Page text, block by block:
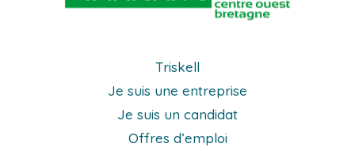
Triskell
Je suis une entreprise
Je suis un candidat
Offres d’emploi